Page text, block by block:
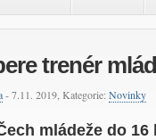
trenér
- 7.11. 2019, Kategorie: Novinky
mládeže do 16